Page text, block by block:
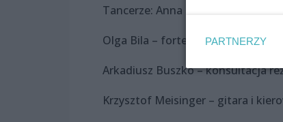
Tancerze: Anna Iberszer, Piotr
Olga Bila – fortepian
Arkadiusz Buszko – konsultacja
Krzysztof Meisinger – gitara i
PARTNERZY